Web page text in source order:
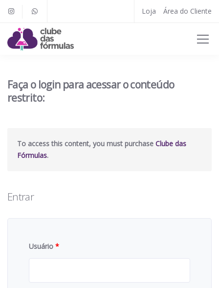
Loja Área do Cliente
Faça o login para acessar o conteúdo
restrito:
To access this content, you must purchase Clube das
Fórmulas.
Entrar
Usuário *